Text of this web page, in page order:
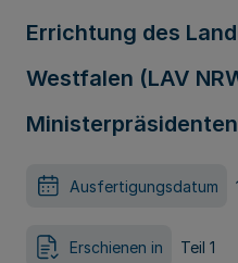
Errichtung des
Westfalen (LAV
Ministerpräsidenten
Ausfertigungsdatum
Erschienen in Teil 1